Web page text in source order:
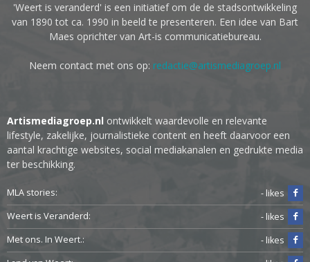
'Weert is veranderd' is een initiatief om de de stadsontwikkeling
van 1890 tot ca. 1990 in beeld te presenteren. Een idee van Bart
Maes oprichter van Art-is communicatiebureau.
Neem contact met ons op: redactie@artismediagroep.nl
Artismediagroep.nl ontwikkelt waardevolle en relevante
lifestyle, zakelijke, journalistieke content en heeft daarvoor een
aantal krachtige websites, social mediakanalen en gedrukte media
ter beschikking.
MLA stories:
- likes
Weert is Veranderd:
- likes
Met ons. In Weert.:
- likes